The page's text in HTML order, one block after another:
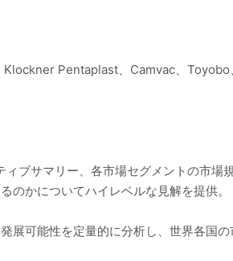
Pentaplast、Camvac、Toyobo
ブサマリー、各市場セグメントの市場
かについてハイレベルな見解を提供。
展可能性を定量的に分析し、世界各国の